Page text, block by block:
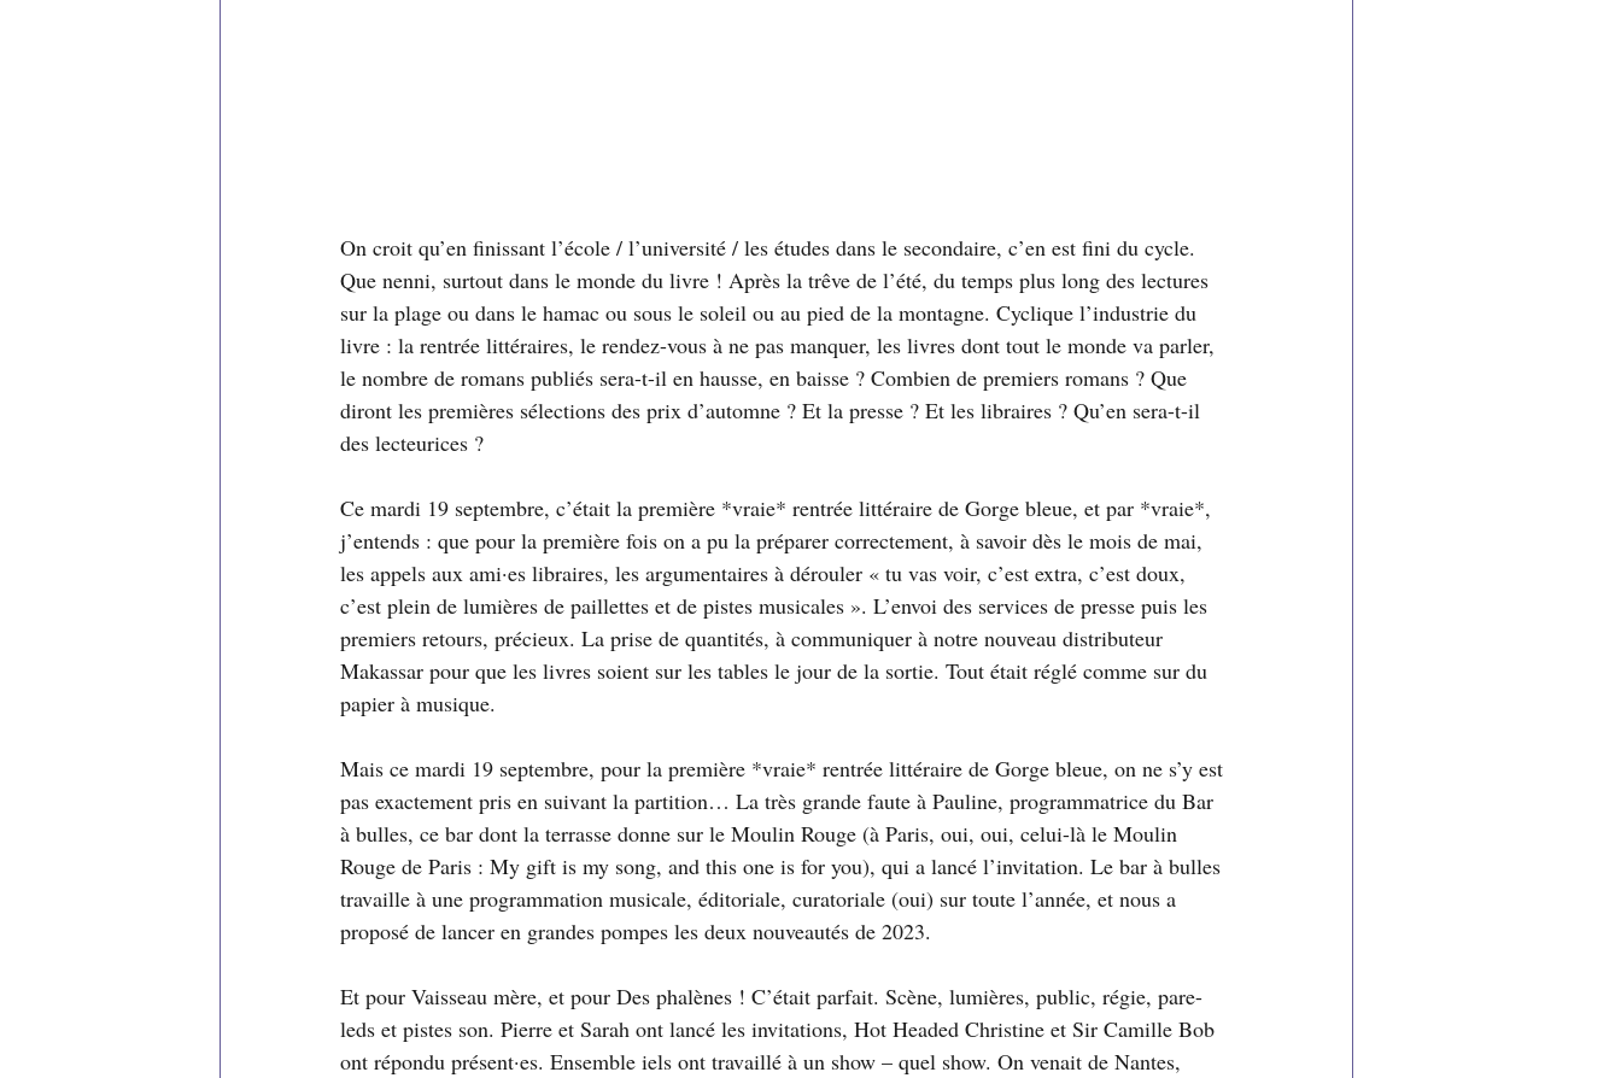
On croit qu’en finissant l’école / l’université / les études dans le secondaire, c’en est fini du cycle.
Que nenni, surtout dans le monde du livre ! Après la trêve de l’été, du temps plus long des lectures
sur la plage ou dans le hamac ou sous le soleil ou au pied de la montagne. Cyclique l’industrie du
livre : la rentrée littéraires, le rendez-vous à ne pas manquer, les livres dont tout le monde va parler,
le nombre de romans publiés sera-t-il en hausse, en baisse ? Combien de premiers romans ? Que
diront les premières sélections des prix d’automne ? Et la presse ? Et les libraires ? Qu’en sera-t-il
des lecteurices ?
Ce mardi 19 septembre, c’était la première *vraie* rentrée littéraire de Gorge bleue, et par *vraie*,
j’entends : que pour la première fois on a pu la préparer correctement, à savoir dès le mois de mai,
les appels aux ami·es libraires, les argumentaires à dérouler « tu vas voir, c’est extra, c’est doux,
c’est plein de lumières de paillettes et de pistes musicales ». L’envoi des services de presse puis les
premiers retours, précieux. La prise de quantités, à communiquer à notre nouveau distributeur
Makassar pour que les livres soient sur les tables le jour de la sortie. Tout était réglé comme sur du
papier à musique.
Mais ce mardi 19 septembre, pour la première *vraie* rentrée littéraire de Gorge bleue, on ne s’y est
pas exactement pris en suivant la partition… La très grande faute à Pauline, programmatrice du Bar
à bulles, ce bar dont la terrasse donne sur le Moulin Rouge (à Paris, oui, oui, celui-là le Moulin
Rouge de Paris : My gift is my song, and this one is for you), qui a lancé l’invitation. Le bar à bulles
travaille à une programmation musicale, éditoriale, curatoriale (oui) sur toute l’année, et nous a
proposé de lancer en grandes pompes les deux nouveautés de 2023.
Et pour Vaisseau mère, et pour Des phalènes ! C’était parfait. Scène, lumières, public, régie, pare-
leds et pistes son. Pierre et Sarah ont lancé les invitations, Hot Headed Christine et Sir Camille Bob
ont répondu présent·es. Ensemble iels ont travaillé à un show – quel show. On venait de Nantes,